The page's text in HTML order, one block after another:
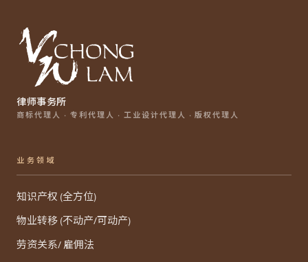
律师事务所
商标代理人 · 专利代理人 · 工业设计代理人 · 版权代理人
业务领域
知识产权 (全方位)
物业转移 (不动产/可动产)
劳资关系/ 雇佣法